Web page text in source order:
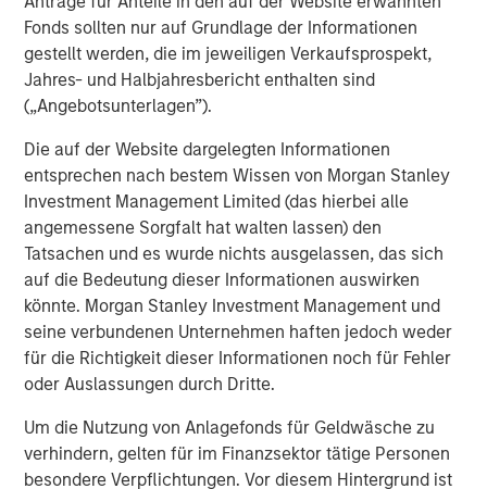
Fonds sollten nur auf Grundlage der Informationen
gestellt werden, die im jeweiligen Verkaufsprospekt,
Jahres- und Halbjahresbericht enthalten sind
(„Angebotsunterlagen”).
Die auf der Website dargelegten Informationen
entsprechen nach bestem Wissen von Morgan Stanley
Investment Management Limited (das hierbei alle
angemessene Sorgfalt hat walten lassen) den
Tatsachen und es wurde nichts ausgelassen, das sich
auf die Bedeutung dieser Informationen auswirken
könnte. Morgan Stanley Investment Management und
seine verbundenen Unternehmen haften jedoch weder
für die Richtigkeit dieser Informationen noch für Fehler
oder Auslassungen durch Dritte.
Um die Nutzung von Anlagefonds für Geldwäsche zu
verhindern, gelten für im Finanzsektor tätige Personen
besondere Verpflichtungen. Vor diesem Hintergrund ist
Value of Growth Opportunities in Valuation
The Author
Stan DeLaney
Managing Director
Vorgestellte Einblicke